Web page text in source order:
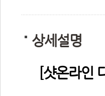
상세설명
[샷온라인